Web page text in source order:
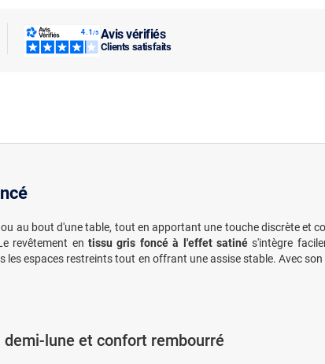
Avis vérifiés
Clients satisfaits
au bout d'une table, tout en apportant une touche discrète et
revêtement en tissu gris foncé à l'effet satinés'intègre
les espaces restreints tout en offrant une assise stable. Avec
demi-lune et confort rembourré